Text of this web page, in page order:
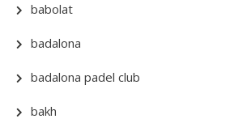
babolat
badalona
badalona padel club
bakh